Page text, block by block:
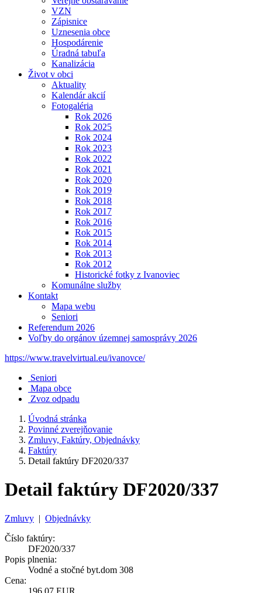
VZN
Zápisnice
Uznesenia obce
Hospodárenie
Úradná tabuľa
Kanalizácia
Život v obci
Aktuality
Kalendár akcií
Fotogaléria
Rok 2026
Rok 2025
Rok 2024
Rok 2023
Rok 2022
Rok 2021
Rok 2020
Rok 2019
Rok 2018
Rok 2017
Rok 2016
Rok 2015
Rok 2014
Rok 2013
Rok 2012
Historické fotky z Ivanoviec
Komunálne služby
Kontakt
Mapa webu
Seniori
Referendum 2026
Voľby do orgánov územnej samosprávy 2026
https://www.travelvirtual.eu/ivanovce/
Seniori
Mapa obce
Zvoz odpadu
Úvodná stránka
Povinné zverejňovanie
Zmluvy, Faktúry, Objednávky
Faktúry
Detail faktúry DF2020/337
Detail faktúry DF2020/337
Zmluvy | Objednávky
Číslo faktúry:
DF2020/337
Popis plnenia:
Vodné a stočné byt.dom 308
Cena:
196,07 EUR